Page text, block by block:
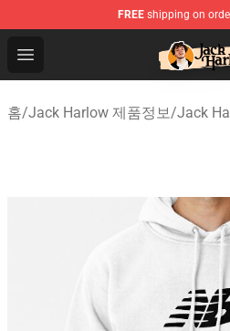
FREE shipping on
Open menu
Jack Harlow Shop - Official
홈/Jack Harlow 제품정보/Jack